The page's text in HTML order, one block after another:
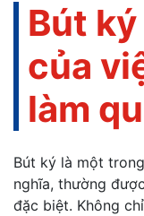
Bút
của
làm
Bút ký là một
nghĩa, thường
đặc biệt. Không